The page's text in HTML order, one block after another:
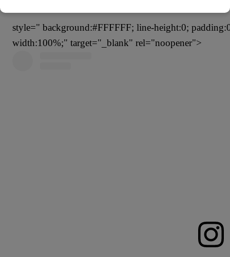
style=" background:#FFFFFF; line-height:0;
width:100%;" target="_blank" rel="noopener">